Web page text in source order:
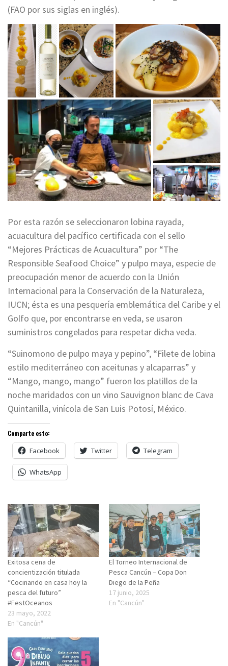
(FAO por sus siglas en inglés).
Por esta razón se seleccionaron lobina rayada,
acuacultura del pacífico certificada con el sello
“Mejores Prácticas de Acuacultura” por “The
Responsible Seafood Choice” y pulpo maya, especie de
preocupación menor de acuerdo con la Unión
Internacional para la Conservación de la Naturaleza,
IUCN; ésta es una pesquería emblemática del Caribe y el
Golfo que, por encontrarse en veda, se usaron
suministros congelados para respetar dicha veda.
“Suinomono de pulpo maya y pepino”, “Filete de lobina
estilo mediterráneo con aceitunas y alcaparras” y
“Mango, mango, mango” fueron los platillos de la
noche maridados con un vino Sauvignon blanc de Cava
Quintanilla, vinícola de San Luis Potosí, México.
Comparte esto:
Facebook Twitter Telegram
WhatsApp
Exitosa cena de
concientización titulada
“Cocinando en casa hoy la
pesca del futuro”
#FestOceanos
23 mayo, 2022
En "Cancún"
El Torneo Internacional de
Pesca Cancún – Copa Don
Diego de la Peña
17 junio, 2025
En "Cancún"